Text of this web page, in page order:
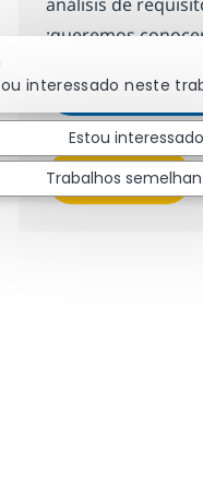
¡queremos
Inscreva-se
Veja mais
interessado neste
Estou interessado
Trabalhos